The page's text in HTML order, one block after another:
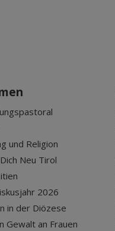
und Religion
Neu Tirol
2026
in der Diözese
Gewalt an Frauen